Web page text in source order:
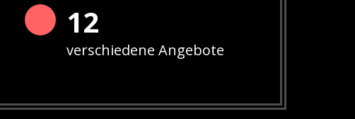
12
verschiedene Angebote